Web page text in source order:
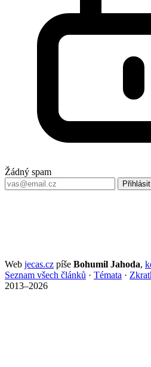
Žádný spam
Web jecas.cz píše Bohumil Jahoda,
Seznam všech článků · Témata ·
2013–2026